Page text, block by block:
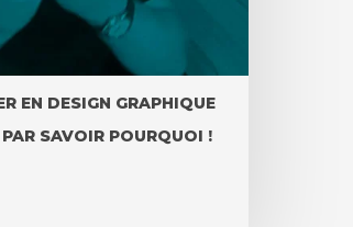
EN DESIGN GRAPHIQUE
SAVOIR POURQUOI !